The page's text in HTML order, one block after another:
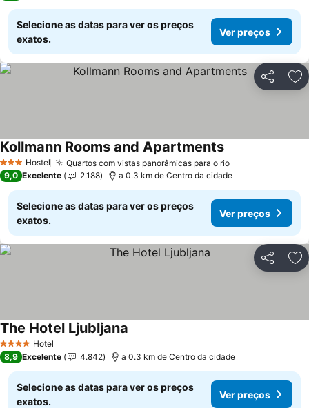
Selecione as datas para ver os preços
exatos.
Ver preços
Partilhar
3 EstrelasHostel Quartos com vistas panorâmicas para o rioVer preços
Kollmann Rooms and ApartmentsVer preços
9,0 Excelente 2.188 a 0.3 km de Centro da cidade
Selecione as datas para ver os preços
exatos.
Ver preços
Partilhar
4 EstrelasHotel
The Hotel Ljubljana
8,9 Excelente 4.842 a 0.3 km de Centro da cidade
Selecione as datas para ver os preços
exatos.
Ver preços